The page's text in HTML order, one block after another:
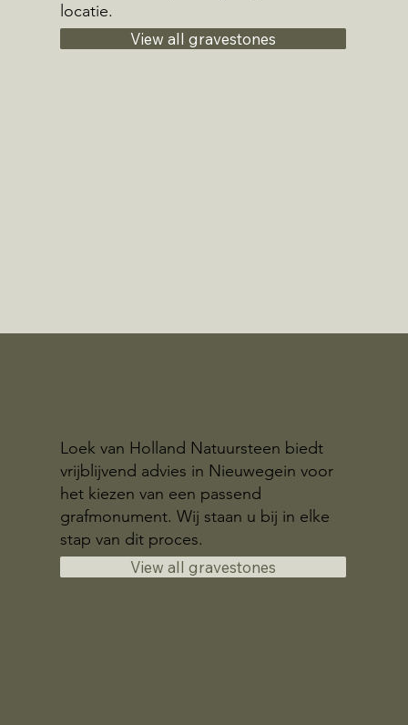
locatie.
View all gravestones
Loek van Holland Natuursteen biedt
vrijblijvend advies in Nieuwegein voor
het kiezen van een passend
grafmonument. Wij staan u bij in elke
stap van dit proces.
View all gravestones